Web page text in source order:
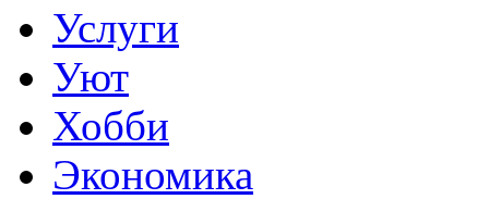
Услуги
Уют
Хобби
Экономика